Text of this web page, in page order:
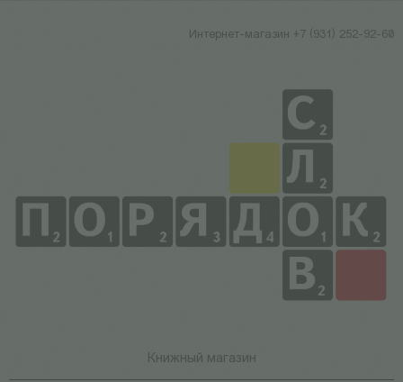
Интернет-магазин +7 (931) 252-92-60
Книжный магазин